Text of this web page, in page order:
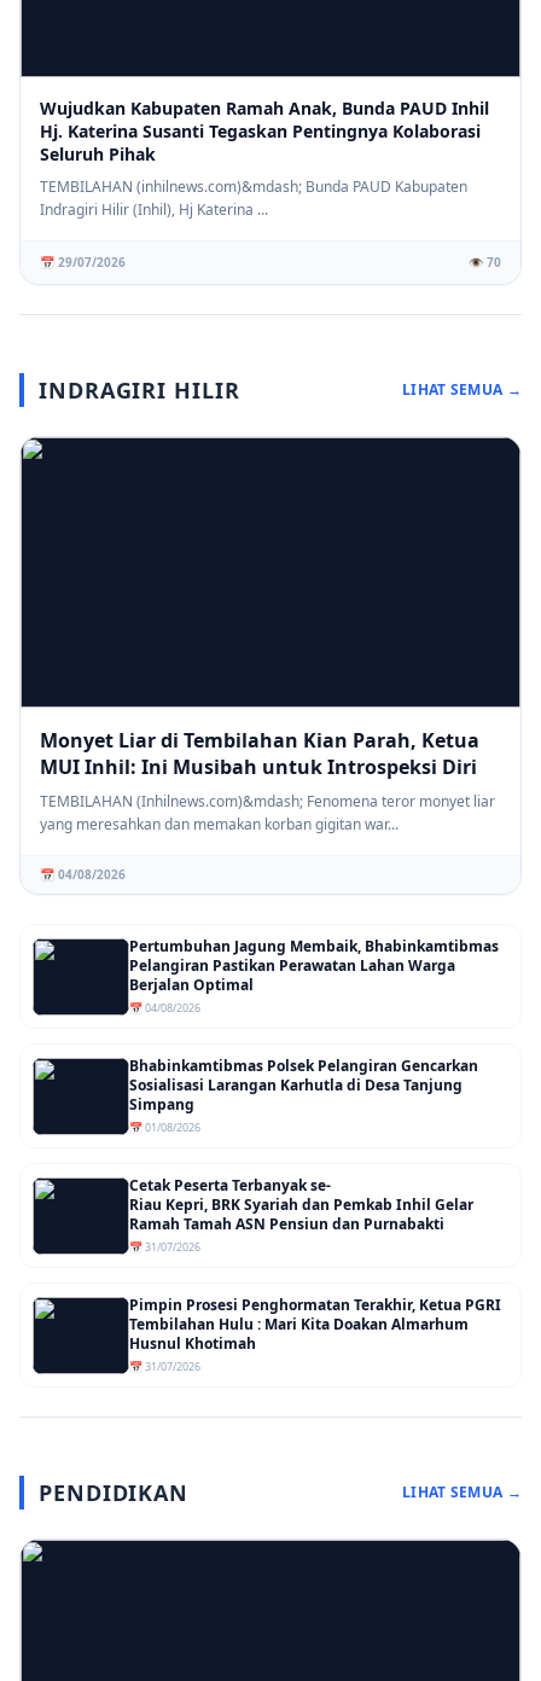
Wujudkan Kabupaten Ramah Anak, Bunda PAUD Inhil
Hj. Katerina Susanti Tegaskan Pentingnya Kolaborasi
Seluruh Pihak
TEMBILAHAN (inhilnews.com)&mdash; Bunda PAUD Kabupaten
Indragiri Hilir (Inhil), Hj Katerina ...
📅 29/07/2026 👁️ 70
INDRAGIRI HILIR LIHAT SEMUA →
Monyet Liar di Tembilahan Kian Parah, Ketua
MUI Inhil: Ini Musibah untuk Introspeksi Diri
TEMBILAHAN (Inhilnews.com)&mdash; Fenomena teror monyet liar
yang meresahkan dan memakan korban gigitan war...
📅 04/08/2026
Pertumbuhan Jagung Membaik, Bhabinkamtibmas
Pelangiran Pastikan Perawatan Lahan Warga
Berjalan Optimal
📅 04/08/2026
Bhabinkamtibmas Polsek Pelangiran Gencarkan
Sosialisasi Larangan Karhutla di Desa Tanjung
Simpang
📅 01/08/2026
Cetak Peserta Terbanyak se-
Riau Kepri, BRK Syariah dan Pemkab Inhil Gelar
Ramah Tamah ASN Pensiun dan Purnabakti
📅 31/07/2026
Pimpin Prosesi Penghormatan Terakhir, Ketua PGRI
Tembilahan Hulu : Mari Kita Doakan Almarhum
Husnul Khotimah
📅 31/07/2026
PENDIDIKAN LIHAT SEMUA →